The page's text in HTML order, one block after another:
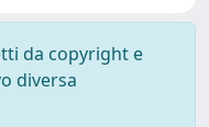
da copyright e
diversa